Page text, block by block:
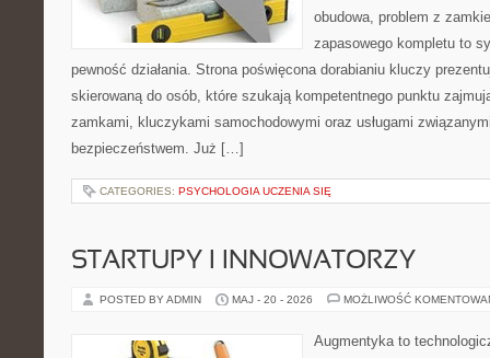
obudowa, problem z
zapasowego kompletu to
pewność działania. Strona poświęcona dorabianiu kluczy
skierowaną do osób, które szukają kompetentnego punktu
zamkami, kluczykami samochodowymi oraz usługami
bezpieczeństwem. Już […]
CATEGORIES: PSYCHOLOGIA UCZENIA SIĘ
STARTUPY I INNOWATORZY
POSTED BY ADMIN MAJ - 20 - 2026 MOŻLIWOŚĆ
Augmentyka to